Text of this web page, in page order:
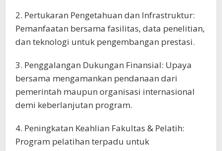
2. Pertukaran Pengetahuan dan Infrastruktur:
Pemanfaatan bersama fasilitas, data penelitian,
dan teknologi untuk pengembangan prestasi.
3. Penggalangan Dukungan Finansial: Upaya
bersama mengamankan pendanaan dari
pemerintah maupun organisasi internasional
demi keberlanjutan program.
4. Peningkatan Keahlian Fakultas & Pelatih:
Program pelatihan terpadu untuk